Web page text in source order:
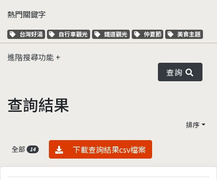
熱門關鍵字
關鍵字標籤
台灣好湯 關鍵字標籤
自行車觀光 關鍵字標籤
鐵道觀光 關鍵字標籤
仲夏節 關鍵字標籤
美食主題
進階搜尋功能
查詢
查詢結果
排序
全部 14 資料下載
下載查詢結果csv檔案